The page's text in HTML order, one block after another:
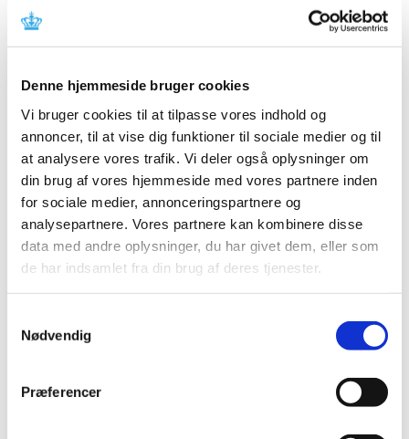
Denne hjemmeside bruger cookies
Vi bruger cookies til at tilpasse vores indhold og
annoncer, til at vise dig funktioner til sociale medier og til
at analysere vores trafik. Vi deler også oplysninger om
din brug af vores hjemmeside med vores partnere inden
for sociale medier, annonceringspartnere og
analysepartnere. Vores partnere kan kombinere disse
data med andre oplysninger, du har givet dem, eller som
de har indsamlet fra din brug af deres tjenester.
Nødvendig
Præferencer
Det er særligt relevant for læger og andre
der arbejder med medicin (enten klinisk, i
medicinalindustrien eller i detailindustrien) eller andre,
der gerne vil have de seneste opdateringer om
bivirkninger ved medicin/sikkerhedsopdateringer af
medicin.
Sikkerhedsopdatering for COVID-19 vacciner
(2022, nr. 7)
|20. juli 2022|
Denne sikkerhedsopdatering (den engelske version kan